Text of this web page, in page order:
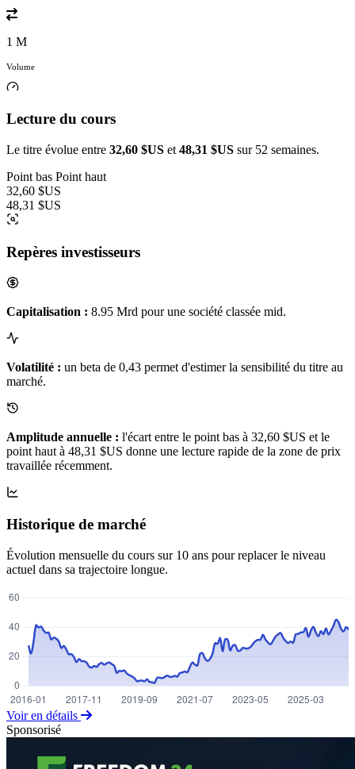
1 M
Volume
Lecture du cours
Le titre évolue entre 32,60 $US et 48,31 $US sur 52 semaines.
Point bas Point haut
32,60 $US
48,31 $US
Repères investisseurs
Capitalisation : 8.95 Mrd pour une société classée mid.
Volatilité : un beta de 0,43 permet d'estimer la sensibilité du titre au
marché.
Amplitude annuelle : l'écart entre le point bas à 32,60 $US et le
point haut à 48,31 $US donne une lecture rapide de la zone de prix
travaillée récemment.
Historique de marché
Évolution mensuelle du cours sur 10 ans pour replacer le niveau
actuel dans sa trajectoire longue.
Voir en détails
Sponsorisé